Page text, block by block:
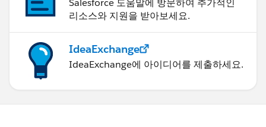
Salesforce 도움말에 방문하여 추가적인
리소스와 지원을 받아보세요.
IdeaExchange
IdeaExchange에 아이디어를 제출하세요.